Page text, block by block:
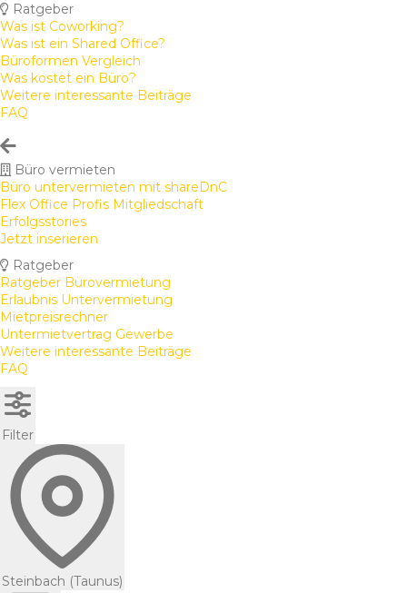
Ratgeber
Was ist Coworking?
Was ist ein Shared Office?
Büroformen Vergleich
Was kostet ein Büro?
Weitere interessante Beiträge
FAQ
Büro vermieten
Büro untervermieten mit shareDnC
Flex Office Profis Mitgliedschaft
Erfolgsstories
Jetzt inserieren
Ratgeber
Ratgeber Bürovermietung
Erlaubnis Untervermietung
Mietpreisrechner
Untermietvertrag Gewerbe
Weitere interessante Beiträge
FAQ
Filter
Steinbach (Taunus)